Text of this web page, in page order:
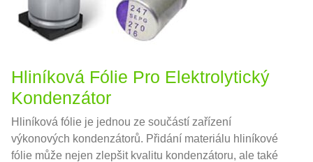
Hliníková Fólie Pro Elektrolytický
Kondenzátor
Hliníková fólie je jednou ze součástí zařízení
výkonových kondenzátorů. Přidání materiálu hliníkové
fólie může nejen zlepšit kvalitu kondenzátoru, ale také